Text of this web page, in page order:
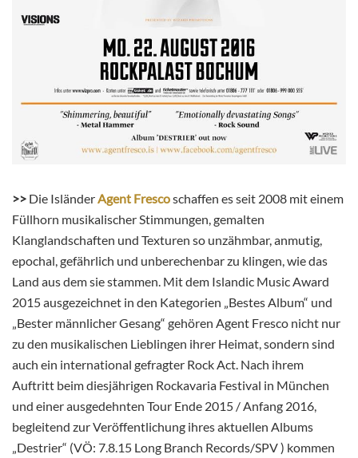
>> Die Isländer Agent Frescoschaffen es seit 2008 mit einem
Füllhorn musikalischer Stimmungen, gemalten
Klanglandschaften und Texturen so unzähmbar, anmutig,
epochal, gefährlich und unberechenbar zu klingen, wie das
Land aus dem sie stammen. Mit dem Islandic Music Award
2015 ausgezeichnet in den Kategorien „Bestes Album“ und
„Bester männlicher Gesang“ gehören Agent Fresco nicht nur
zu den musikalischen Lieblingen ihrer Heimat, sondern sind
auch ein international gefragter Rock Act. Nach ihrem
Auftritt beim diesjährigen Rockavaria Festival in München
und einer ausgedehnten Tour Ende 2015 / Anfang 2016,
begleitend zur Veröffentlichung ihres aktuellen Albums
„Destrier“ (VÖ: 7.8.15 Long Branch Records/SPV ) kommen